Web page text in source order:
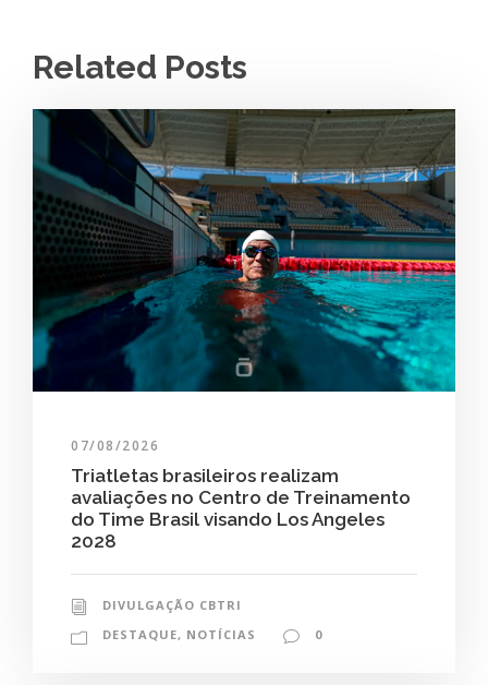
Related Posts
07/08/2026
Triatletas brasileiros realizam
avaliações no Centro de Treinamento
do Time Brasil visando Los Angeles
2028
DIVULGAÇÃO CBTRI
DESTAQUE, NOTÍCIAS 0